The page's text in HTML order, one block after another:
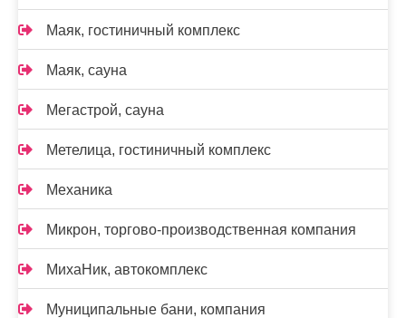
Маяк, гостиничный комплекс
Маяк, сауна
Мегастрой, сауна
Метелица, гостиничный комплекс
Механика
Микрон, торгово-производственная компания
МихаНик, автокомплекс
Муниципальные бани, компания